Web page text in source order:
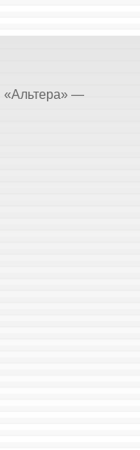
«Альтера» —